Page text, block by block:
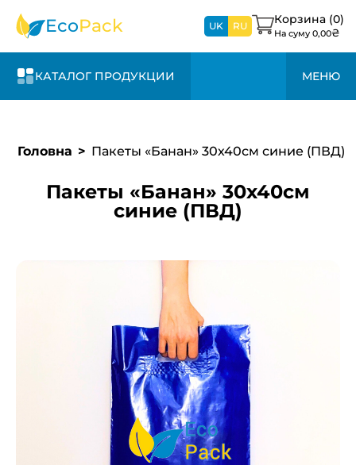
EcoPack UK RU Корзина (0)
На суму 0,00₴
КАТАЛОГ ПРОДУКЦИИ МЕНЮ
ближайшее время
к стоимости
Головна Пакеты «Банан» 30х40см синие (ПВД)
Пакеты «Банан» 30х40см
синие (ПВД)